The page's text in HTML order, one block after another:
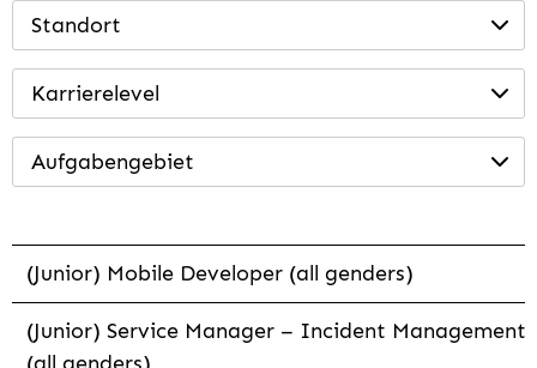
Standort
Karrierelevel
Aufgabengebiet
(Junior) Mobile Developer (all genders)
(Junior) Service Manager – Incident Management